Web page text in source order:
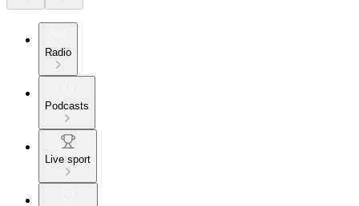
Radio
Podcasts
Live sport